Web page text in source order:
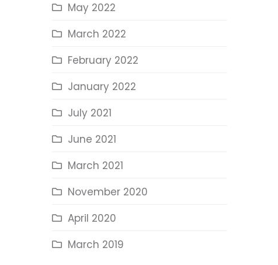
May 2022
March 2022
February 2022
January 2022
July 2021
June 2021
March 2021
November 2020
April 2020
March 2019